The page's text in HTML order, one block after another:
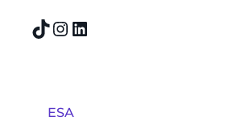
TikTok
Instagram
LinkedIn
ESA